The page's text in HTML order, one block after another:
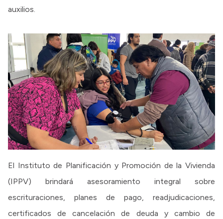
auxilios.
El Instituto de Planificación y Promoción de la Vivienda
(IPPV) brindará asesoramiento integral sobre
escrituraciones, planes de pago, readjudicaciones,
certificados de cancelación de deuda y cambio de